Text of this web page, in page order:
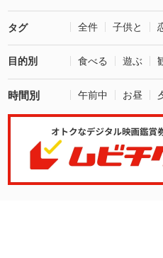
タグ 全件 子供と
目的別 食べる 遊ぶ
時間別 午前中 お昼